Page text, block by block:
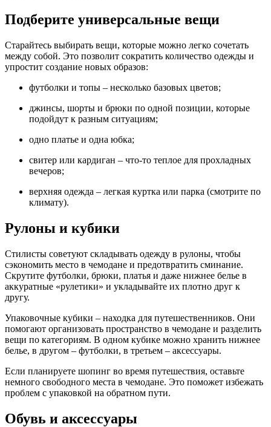
Подберите универсальные вещи
Старайтесь выбирать вещи, которые можно легко сочетать
между собой. Это позволит сократить количество одежды и
упростит создание новых образов:
футболки и топы – несколько базовых цветов;
джинсы, шорты и брюки по одной позиции, которые
подойдут к разным ситуациям;
одно платье и одна юбка;
свитер или кардиган – что-то теплое для прохладных
вечеров;
верхняя одежда – легкая куртка или парка (смотрите по
климату).
Рулоны и кубики
Стилисты советуют складывать одежду в рулоны, чтобы
сэкономить место в чемодане и предотвратить сминание.
Скрутите футболки, брюки, платья и даже нижнее белье в
аккуратные «рулетики» и укладывайте их плотно друг к
другу.
Упаковочные кубики – находка для путешественников. Они
помогают организовать пространство в чемодане и разделить
вещи по категориям. В одном кубике можно хранить нижнее
белье, в другом – футболки, в третьем – аксессуары.
Если планируете шопинг во время путешествия, оставьте
немного свободного места в чемодане. Это поможет избежать
проблем с упаковкой на обратном пути.
Обувь и аксессуары